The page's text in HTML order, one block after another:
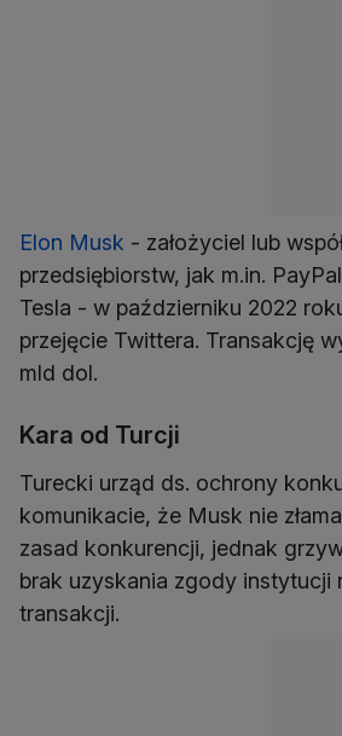
Elon Musk - założyciel lub
przedsiębiorstw, jak m.in.
Tesla - w październiku 2022
przejęcie Twittera. Transakcję
mld dol.
Kara od Turcji
Turecki urząd ds. ochrony
komunikacie, że Musk nie
zasad konkurencji, jednak
brak uzyskania zgody instytucji
transakcji.